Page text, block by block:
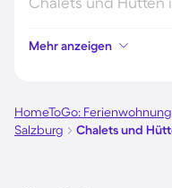
Chalets und Hütten
Chalets und Hütten
Mehr anzeigen
HomeToGo:
Salzburg
Chalets und